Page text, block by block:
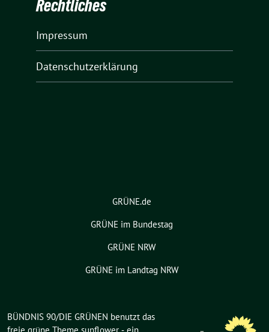
Rechtliches
Impressum
Datenschutzerklärung
GRÜNE.de
GRÜNE im Bundestag
GRÜNE NRW
GRÜNE im Landtag NRW
BÜNDNIS 90/DIE GRÜNEN benutzt das